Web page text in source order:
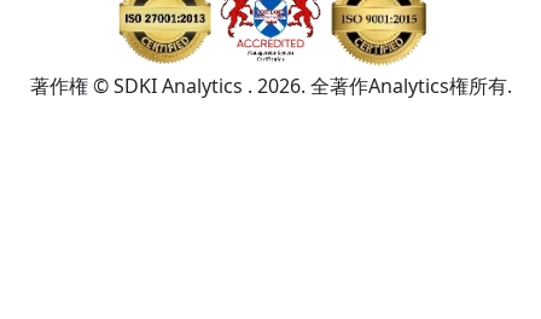
著作権 © SDKI Analytics . 2026. 全著作Analytics権所有.